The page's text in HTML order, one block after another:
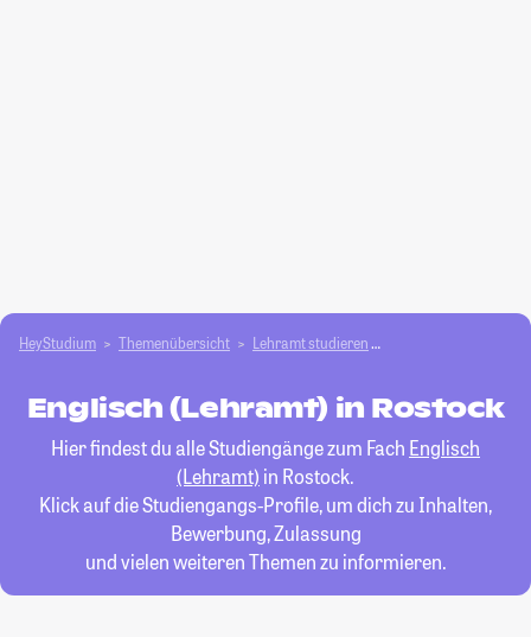
HeyStudium Themenübersicht Lehramt studieren
Englisch (Lehramt) in Rostock
Hier findest du alle Studiengänge zum Fach Englisch
(Lehramt) in Rostock.
Klick auf die Studiengangs-Profile, um dich zu Inhalten,
Bewerbung, Zulassung
und vielen weiteren Themen zu informieren.